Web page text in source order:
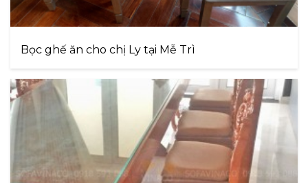
Bọc ghế ăn cho chị Ly tại Mễ Trì